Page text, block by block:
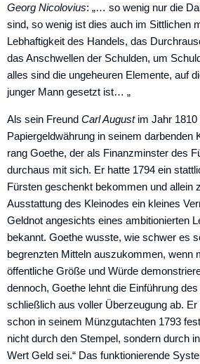
Georg Nicolovius: „… so wenig nur die
sind, so wenig ist dies auch im Sittlichen
Lebhaftigkeit des Handels, das
das Anschwel­len der Schulden, um
alles sind die ungeheuren Elemente, auf
junger Mann gesetzt ist… „
Als sein Freund Carl Augustim Jahr 1810
Papiergeld­währung in seinem darbenden
rang Goethe, der als Finanzminster des
durchaus mit sich. Er hatte 1794 ein
Fürsten geschenkt bekommen und allein
Ausstattung des Kleinodes ein kleines
Geldnot angesichts eines ambi­tionierten
bekannt. Goethe wusste, wie schwer es
begrenzten Mitteln auszukommen, wenn
öffentliche Größe und Würde
dennoch, Goethe lehnt die Einführung
schließlich aus voller Überzeugung ab.
schon in seinem Münzgutachten 1793
nicht durch den Stempel, sondern durch
Wert Geld sei.“ Das funktionierende